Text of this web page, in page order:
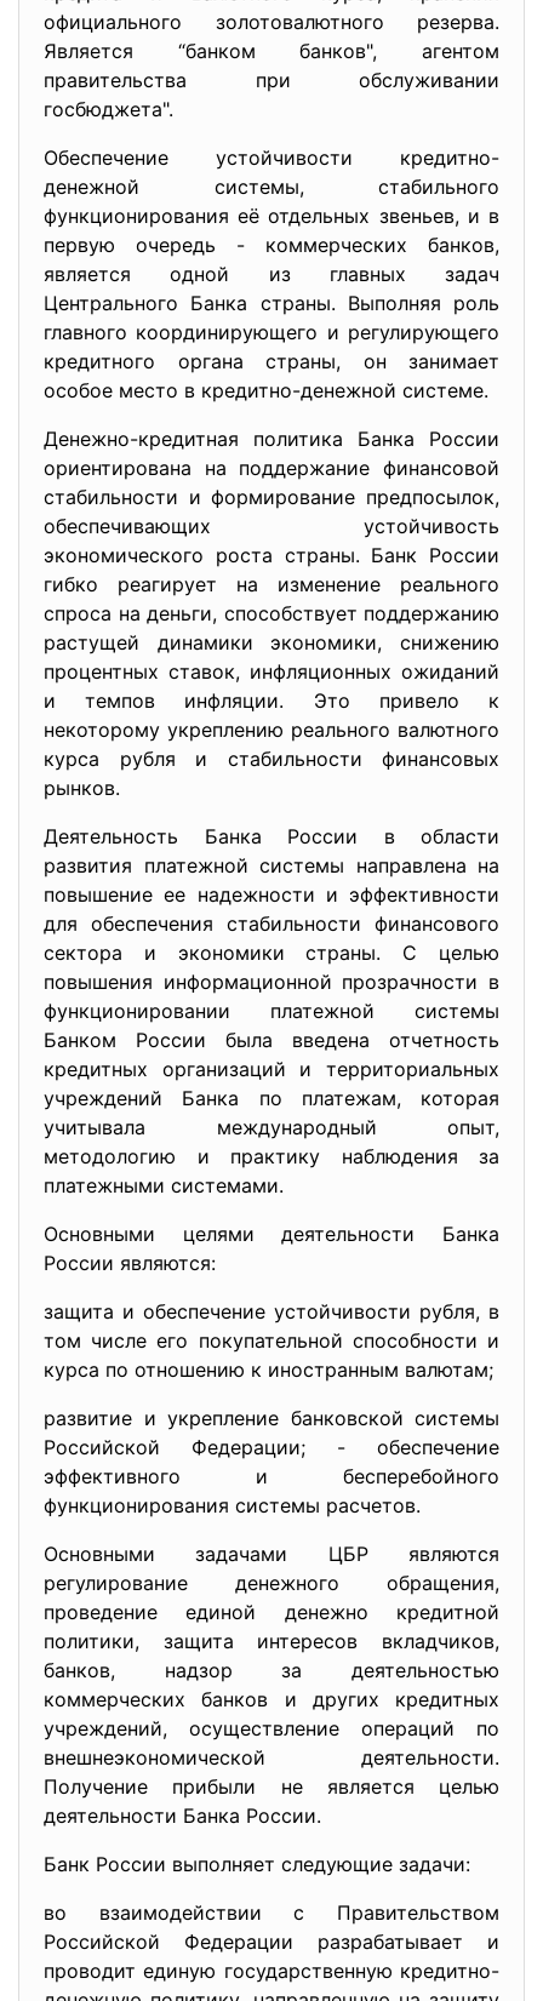
официального золотовалютного резерва.
Является “банком банков", агентом
правительства при обслуживании
госбюджета".
Обеспечение устойчивости кредитно-
денежной системы, стабильного
функционирования её отдельных звеньев, и в
первую очередь - коммерческих банков,
является одной из главных задач
Центрального Банка страны. Выполняя роль
главного координирующего и регулирующего
кредитного органа страны, он занимает
особое место в кредитно-денежной системе.
Денежно-кредитная политика Банка России
ориентирована на поддержание финансовой
стабильности и формирование предпосылок,
обеспечивающих устойчивость
экономического роста страны. Банк России
гибко реагирует на изменение реального
спроса на деньги, способствует поддержанию
растущей динамики экономики, снижению
процентных ставок, инфляционных ожиданий
и темпов инфляции. Это привело к
некоторому укреплению реального валютного
курса рубля и стабильности финансовых
рынков.
Деятельность Банка России в области
развития платежной системы направлена на
повышение ее надежности и эффективности
для обеспечения стабильности финансового
сектора и экономики страны. С целью
повышения информационной прозрачности в
функционировании платежной системы
Банком России была введена отчетность
кредитных организаций и территориальных
учреждений Банка по платежам, которая
учитывала международный опыт,
методологию и практику наблюдения за
платежными системами.
Основными целями деятельности Банка
России являются:
защита и обеспечение устойчивости рубля, в
том числе его покупательной способности и
курса по отношению к иностранным валютам;
развитие и укрепление банковской системы
Российской Федерации; - обеспечение
эффективного и бесперебойного
функционирования системы расчетов.
Основными задачами ЦБР являются
регулирование денежного обращения,
проведение единой денежно кредитной
политики, защита интересов вкладчиков,
банков, надзор за деятельностью
коммерческих банков и других кредитных
учреждений, осуществление операций по
внешнеэкономической деятельности.
Получение прибыли не является целью
деятельности Банка России.
Банк России выполняет следующие задачи:
во взаимодействии с Правительством
Российской Федерации разрабатывает и
проводит единую государственную кредитно-